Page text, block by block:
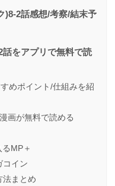
)8-2話感想/考察/結末予
をアプリで無料で読
めポイント/仕組みを紹
画が無料で読める
MP＋
コイン
法まとめ